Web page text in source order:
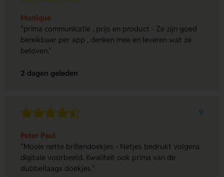
Monique
"prima communicatie , prijs en product - Ze zijn goed
bereikbaar per app , denken mee en leveren wat ze
beloven."
2 dagen geleden
9
Peter Paul
"Mooie nette brillendoekjes - Netjes bedrukt volgens
digitale voorbeeld. Kwaliteit ook prima van de
dubbellaags doekjes."